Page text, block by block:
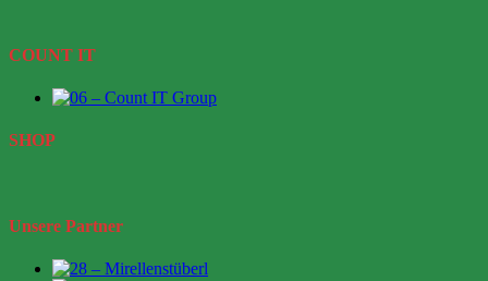
COUNT IT
SHOP
Unsere Partner